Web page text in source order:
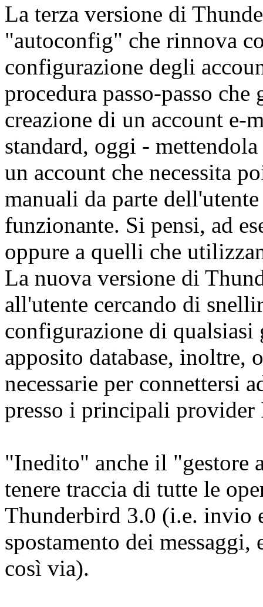
La terza versione di
"autoconfig" che rinnova
configurazione degli
procedura passo-passo
creazione di un account e-
standard, oggi -
un account che necessita
manuali da parte
funzionante. Si pensi, ad
oppure a quelli che
La nuova versione di
all'utente cercando di
configurazione di qualsiasi
apposito database, inoltre,
necessarie per connettersi
presso i principali provider
"Inedito" anche il "gestore
tenere traccia di tutte le
Thunderbird 3.0 (i.e. invio
spostamento dei
così via).